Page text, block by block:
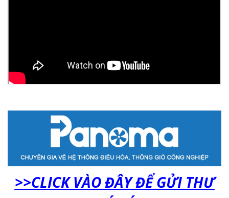
>>CLICK VÀO ĐÂY ĐỂ GỬI THƯ